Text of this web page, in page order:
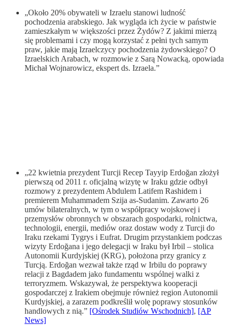
„Około 20% obywateli w Izraelu stanowi ludność
pochodzenia arabskiego. Jak wygląda ich życie w państwie
zamieszkałym w większości przez Żydów? Z jakimi mierzą
się problemami i czy mogą korzystać z pełni tych samym
praw, jakie mają Izraelczycy pochodzenia żydowskiego? O
Izraelskich Arabach, w rozmowie z Sarą Nowacką, opowiada
Michał Wojnarowicz, ekspert ds. Izraela.”
„22 kwietnia prezydent Turcji Recep Tayyip Erdoğan złożył
pierwszą od 2011 r. oficjalną wizytę w Iraku gdzie odbył
rozmowy z prezydentem Abdulem Latifem Rashidem i
premierem Muhammadem Szija as-Sudanim. Zawarto 26
umów bilateralnych, w tym o współpracy wojskowej i
przemysłów obronnych w obszarach gospodarki, rolnictwa,
technologii, energii, mediów oraz dostaw wody z Turcji do
Iraku rzekami Tygrys i Eufrat. Drugim przystankiem podczas
wizyty Erdoğana i jego delegacji w Iraku był Irbil – stolica
Autonomii Kurdyjskiej (KRG), położona przy granicy z
Turcją. Erdoğan wezwał także rząd w Irbilu do poprawy
relacji z Bagdadem jako fundamentu wspólnej walki z
terroryzmem. Wskazywał, że perspektywa kooperacji
gospodarczej z Irakiem obejmuje również region Autonomii
Kurdyjskiej, a zarazem podkreślił wolę poprawy stosunków
handlowych z nią.” [Ośrodek Studiów Wschodnich], [AP
News]